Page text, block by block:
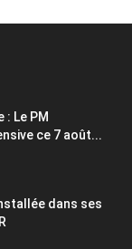
Le PM
ce 7 août...
dans ses